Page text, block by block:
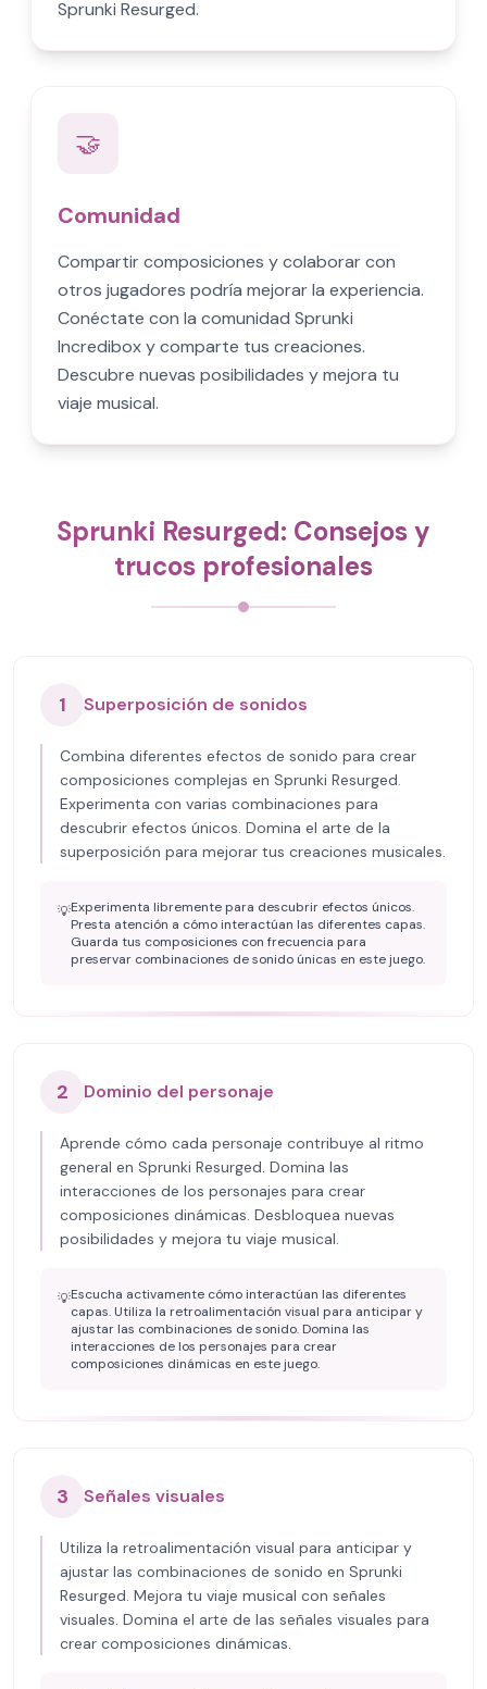
Sprunki Resurged.
🤝
Comunidad
Compartir composiciones y colaborar con
otros jugadores podría mejorar la experiencia.
Conéctate con la comunidad Sprunki
Incredibox y comparte tus creaciones.
Descubre nuevas posibilidades y mejora tu
viaje musical.
Sprunki Resurged: Consejos y
trucos profesionales
1 Superposición de sonidos
Combina diferentes efectos de sonido para crear
composiciones complejas en Sprunki Resurged.
Experimenta con varias combinaciones para
descubrir efectos únicos. Domina el arte de la
superposición para mejorar tus creaciones musicales.
💡Experimenta libremente para descubrir efectos únicos.
Presta atención a cómo interactúan las diferentes capas.
Guarda tus composiciones con frecuencia para
preservar combinaciones de sonido únicas en este juego.
2 Dominio del personaje
Aprende cómo cada personaje contribuye al ritmo
general en Sprunki Resurged. Domina las
interacciones de los personajes para crear
composiciones dinámicas. Desbloquea nuevas
posibilidades y mejora tu viaje musical.
💡Escucha activamente cómo interactúan las diferentes
capas. Utiliza la retroalimentación visual para anticipar y
ajustar las combinaciones de sonido. Domina las
interacciones de los personajes para crear
composiciones dinámicas en este juego.
3 Señales visuales
Utiliza la retroalimentación visual para anticipar y
ajustar las combinaciones de sonido en Sprunki
Resurged. Mejora tu viaje musical con señales
visuales. Domina el arte de las señales visuales para
crear composiciones dinámicas.